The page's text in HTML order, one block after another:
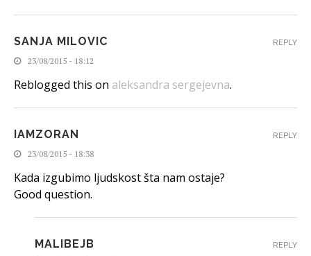
SANJA MILOVIC
23/08/2015 - 18:12
Reblogged this on aleksandra sergejevna.
REPLY
IAMZORAN
23/08/2015 - 18:38
Kada izgubimo ljudskost šta nam ostaje?
Good question.
REPLY
MALIBEJB REPLY